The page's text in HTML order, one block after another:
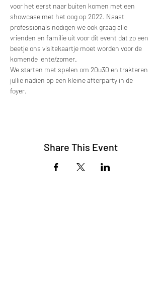
voor het eerst naar buiten komen met een
showcase met het oog op 2022. Naast
professionals nodigen we ook graag alle
vrienden en familie uit voor dit event dat zo een
beetje ons visitekaartje moet worden voor de
komende lente/zomer.
We starten met spelen om 20u30 en trakteren
jullie nadien op een kleine afterparty in de
foyer.
Share This Event